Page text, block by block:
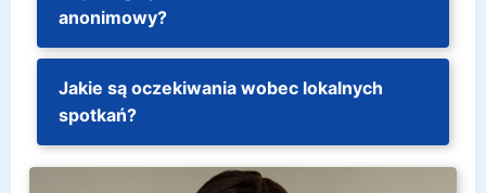
anonimowy?
Jakie są oczekiwania wobec lokalnych
spotkań?